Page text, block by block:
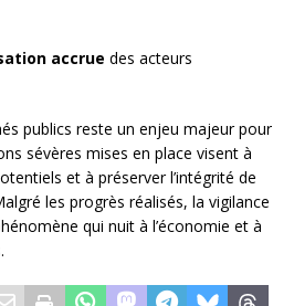
accrue des acteurs
publics reste un enjeu majeur pour
sévères mises en place visent à
et à préserver l’intégrité de
les progrès réalisés, la vigilance
qui nuit à l’économie et à